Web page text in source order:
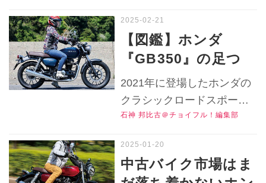
がおすすめ！【チョ
イフル！おすすめ中
古バイク価格リサー
チ／2025年2月版】
価格やバイク選びの特徴を
リサーチします！
▶▶▶『チョイフル！』の
公式Ｘ（旧Twitter）はこち
ら！
【図鑑】ホンダ
『GB350』の足つ
き・ライディングポ
ジションとクラシカ
ルな雰囲気を演出す
【チョイフル！中古
バイク選びの参考書
2021年に登場したホンダの
クラシックロードスポーツ
『GB350』。レトロなスタ
イディングポジションや足
石神 邦比古＠チョイフル！編集部
中古バイク市場はま